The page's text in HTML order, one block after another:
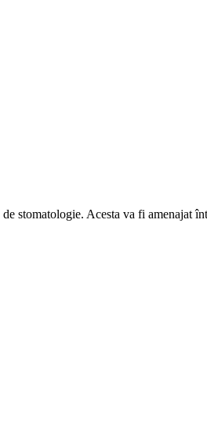
stomatologie. Acesta va fi amenajat